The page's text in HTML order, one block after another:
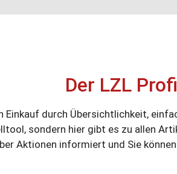
Der LZL
Einkauf durch Übersichtlichkeit,
sondern hier gibt es zu allen
Aktionen informiert und Sie